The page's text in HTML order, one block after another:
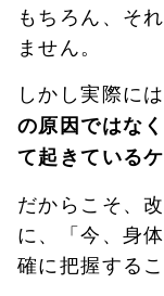
もちろん、そ
ません。
しかし実際には
の原因ではな
て起きている
だからこそ、
に、「今、身
確に把握する